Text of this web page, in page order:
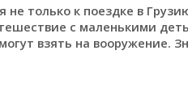
только к поездке в
с маленькими
взять на вооружение.